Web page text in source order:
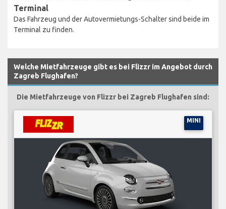
Terminal
Das Fahrzeug und der Autovermietungs-Schalter sind beide im
Terminal zu finden.
Welche Mietfahrzeuge gibt es bei Flizzr im Angebot durch
Zagreb Flughafen?
Die Mietfahrzeuge von Flizzr bei Zagreb Flughafen sind:
MINI